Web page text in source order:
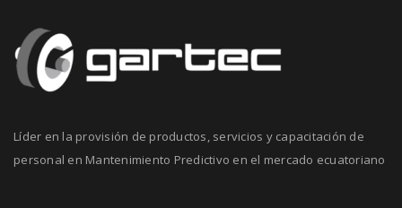
Líder en la provisión de productos, servicios y capacitación de
personal en Mantenimiento Predictivo en el mercado ecuatoriano